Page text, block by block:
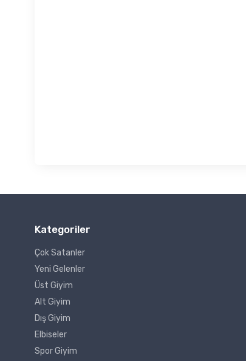
Kategoriler
Çok Satanler
Yeni Gelenler
Üst Giyim
Alt Giyim
Dış Giyim
Elbiseler
Spor Giyim